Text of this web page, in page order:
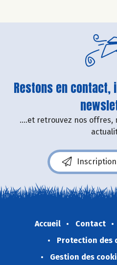
Restons en
....et retrouvez nos offres,
Accueil Contact
Protection des
Gestion des